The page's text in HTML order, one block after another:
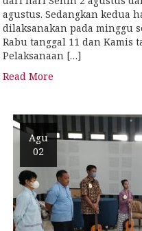
agustus. Sedangkan kedua
dilaksanakan pada minggu
Rabu tanggal 11 dan Kamis
Pelaksanaan […]
Read More
Agu
02